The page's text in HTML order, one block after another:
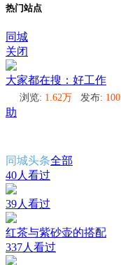
热门站点
同城
关闭
大家都在搜：好工作
浏览: 1.62万 发布: 100
助
同城头条全部
40人看过
39人看过
红茶与紫砂壶的搭配
337人看过